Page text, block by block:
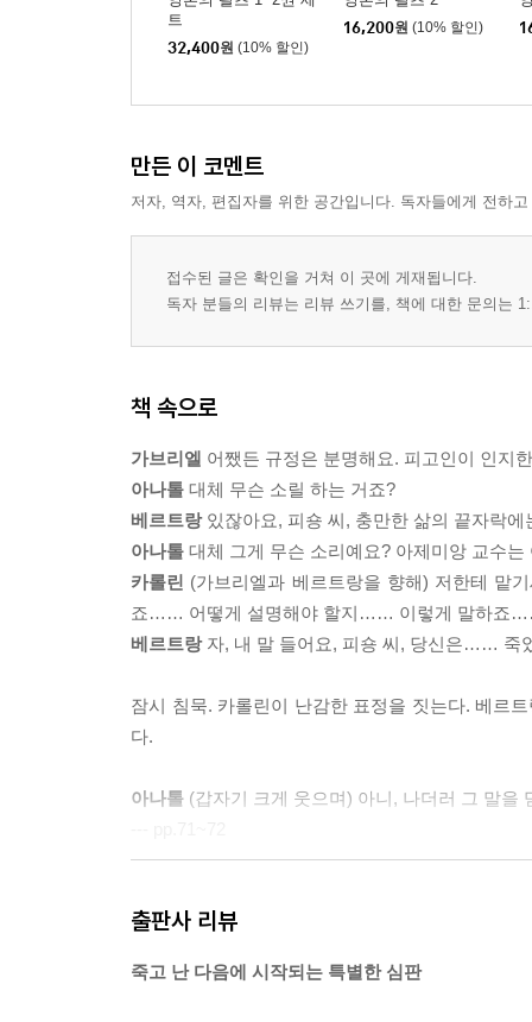
트
32,400원 (10% 할인)
16,200원 (10% 할인)
만든 이 코멘트
저자, 역자, 편집자를 위한 공간입니다. 독자들에게 전하
접수된 글은 확인을 거쳐 이 곳에 게재됩니다.
독자 분들의 리뷰는 리뷰 쓰기를, 책에 대한 문의는
책 속으로
가브리엘 어쨌든 규정은 분명해요. 피고인이 인지
아나톨 대체 무슨 소릴 하는 거죠?
베르트랑있잖아요, 피숑 씨, 충만한 삶의 끝자락
아나톨 대체 그게 무슨 소리예요? 아제미앙 교수는
카롤린 (가브리엘과 베르트랑을 향해) 저한테 맡
죠…… 어떻게 설명해야 할지…… 이렇게 말하죠
베르트랑자, 내 말 들어요, 피숑 씨, 당신은…… 죽
잠시 침묵. 카롤린이 난감한 표정을 짓는다. 베르
다.
아나톨 (갑자기 크게 웃으며) 아니, 나더러 그 말
아나톨당신이 뭘 안다고 그래요?
아나톨내가 삶에 정이 뚝 떨어지게 만들려는 거죠?
출판사 리뷰
죽고 난 다음에 시작되는 특별한 심판